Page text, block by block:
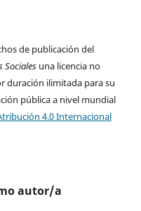
de publicación del
Socialesuna licencia no
duración ilimitada para su
pública a nivel mundial
4.0 Internacional
autor/a